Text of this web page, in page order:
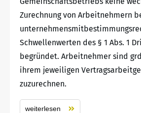
Zurechnung von Arbeitnehmern
Schwellenwerten des § 1 Abs. 1
begründet. Arbeitnehmer sind
ihrem jeweiligen
zuzurechnen.
weiterlesen